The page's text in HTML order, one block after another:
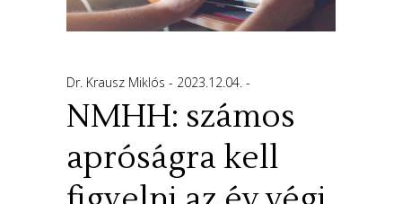
Dr. Krausz Miklós 2023.12.04.
NMHH: számos
apróságra kell